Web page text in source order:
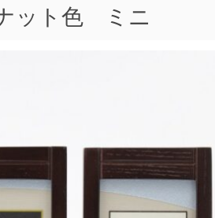
ット色 ミニ